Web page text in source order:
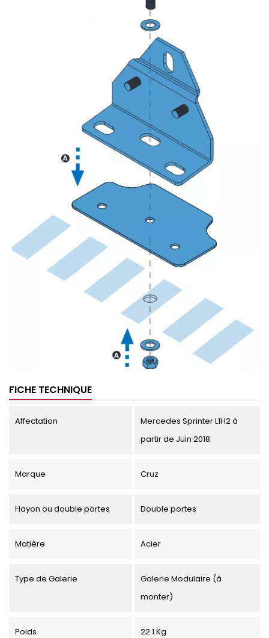
FICHE TECHNIQUE
Affectation
Mercedes Sprinter L1H2 à
partir de Juin 2018
Marque Cruz
Hayon ou double portes Double portes
Matière Acier
Type de Galerie
Galerie Modulaire (à
monter)
Poids 22.1 Kg